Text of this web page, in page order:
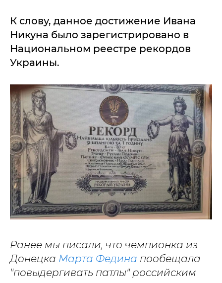
К слову, данное достижение Ивана
Никуна было зарегистрировано в
Национальном реестре рекордов
Украины.
Ранее мы писали, что чемпионка из
Донецка Марта Федина пообещала
"повыдергивать патлы" российским